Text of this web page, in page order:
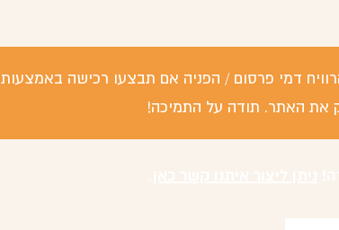
דמי פרסום / הפניה אם תבצעו רכישה באמצעות
את האתר. תודה על התמיכה!